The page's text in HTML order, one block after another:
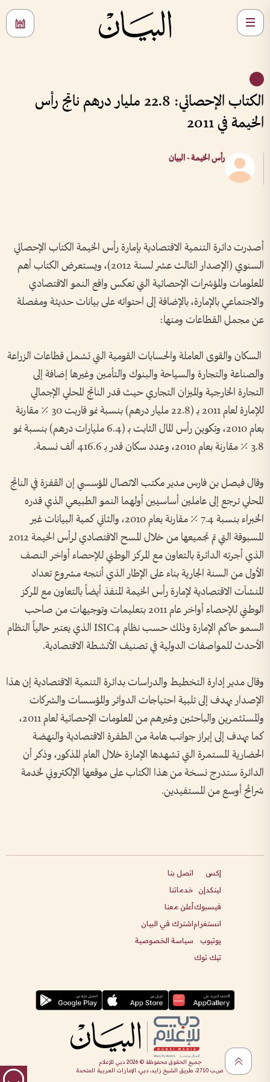
الكتاب الإحصائي: 22.8 مليار درهم ناتج رأس
الخيمة في 2011
رأس الخيمة - البيان
أصدرت دائرة التنمية الاقتصادية بإمارة رأس الخيمة الكتاب الإحصائي
السنوي (الإصدار الثالث عشر لسنة 2012)، ويستعرض الكتاب أهم
المعلومات والمؤشرات الإحصائية التي تعكس واقع النمو الاقتصادي
والاجتماعي بالإمارة، بالإضافة إلى احتوائه على بيانات حديثة ومفصلة
عن مجمل القطاعات ومنها:
السكان والقوى العاملة والحسابات القومية التي تشمل قطاعات الزراعة
والصناعة والتجارة والسياحة والبنوك والتأمين وغيرها إضافة إلى
التجارة الخارجية والميزان التجاري حيث قدر الناتج المحلي الإجمالي
للإمارة لعام 2011 بـ (22.8 مليار درهم) بنسبة نمو قاربت 30 ٪ مقارنة
بعام 2010، وتكوين رأس المال الثابت بـ (6.4 مليارات درهم) بنسبة نمو
3.8 ٪ مقارنة بعام 2010، وعدد سكان قدر بـ 416.6 ألف نسمة.
وقال فيصل بن فارس مدير مكتب الاتصال المؤسسي إن القفزة في الناتج
المحلي ترجع إلى عاملين أساسيين أولهما النمو الطبيعي الذي قدره
الخبراء بنسبة 7.4 ٪ مقارنة بعام 2010، والثاني كمية البيانات غير
المسبوقة التي تم تجميعها من خلال المسح الاقتصادي لرأس الخيمة 2012
الذي أجرته الدائرة بالتعاون مع المركز الوطني للإحصاء أواخر النصف
الأول من السنة الجارية بناء على الإطار الذي أنتجه مشروع تعداد
المنشآت الاقتصادية لإمارة رأس الخيمة المنفذ أيضاً بالتعاون مع المركز
الوطني للإحصاء أواخر عام 2011 بتعليمات وتوجيهات من صاحب
السمو حاكم الإمارة وذلك حسب نظام ISIC4 الذي يعتبر حالياً النظام
الأحدث للمواصفات الدولية في تصنيف الأنشطة الاقتصادية.
وقال مدير إدارة التخطيط والدراسات بدائرة التنمية الاقتصادية إن هذا
الإصدار يهدف إلى تلبية احتياجات الدوائر والمؤسسات والشركات
والمستثمرين والباحثين وغيرهم من المعلومات الإحصائية لعام 2011،
كما يهدف إلى إبراز جوانب هامة من الطفرة الاقتصادية والنهضة
الحضارية المستمرة التي تشهدها الإمارة خلال العام المذكور، وذكر أن
الدائرة ستدرج نسخة من هذا الكتاب على موقعها الإلكتروني لخدمة
شرائح أوسع من المستفيدين.
إكس
لينكدإن
فيسبوك
انستغرام
يوتيوب
تيك توك
اتصل بنا
خدماتنا
أعلن معنا
اشترك في البيان
سياسة الخصوصية
جميع الحقوق محفوظة ©2026 دبي للإعلام
ص.ب 2710، طريق الشيخ زايد، دبي، الإمارات العربية المتحدة